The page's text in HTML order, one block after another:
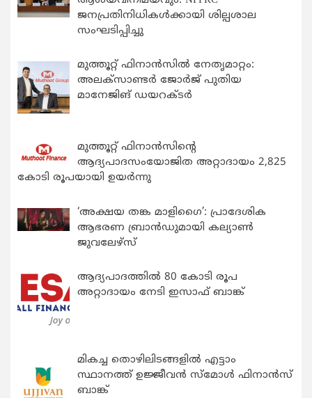
ജനപ്രതിനിധികൾക്കായി ശില്പശാല
സംഘടിപ്പിച്ചു
മുത്തൂറ്റ് ഫിനാൻസിൽ നേതൃമാറ്റം:
അലക്സാണ്ടർ ജോർജ് പുതിയ
മാനേജിങ് ഡയറക്ടർ
മുത്തൂറ്റ് ഫിനാൻസിന്റെ
ആദ്യപാദസംയോജിത അറ്റാദായം 2,825
കോടി രൂപയായി ഉയർന്നു
‘അക്ഷയ തങ്ക മാളിഗൈ’: പ്രാദേശിക
ആഭരണ ബ്രാന്‍ഡുമായി കല്യാണ്‍
ജുവലേഴ്‌സ്
ആദ്യപാദത്തിൽ 80 കോടി രൂപ
അറ്റാദായം നേടി ഇസാഫ് ബാങ്ക്
മികച്ച തൊഴിലിടങ്ങളിൽ എട്ടാം
സ്ഥാനത്ത് ഉജ്ജീവൻ സ്മോൾ ഫിനാൻസ്
ബാങ്ക്